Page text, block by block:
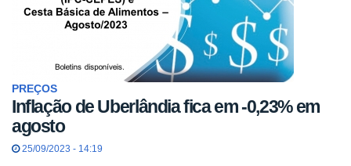
PREÇOS
Inflação de Uberlândia fica em -0,23% em
agosto
25/09/2023 - 14:19